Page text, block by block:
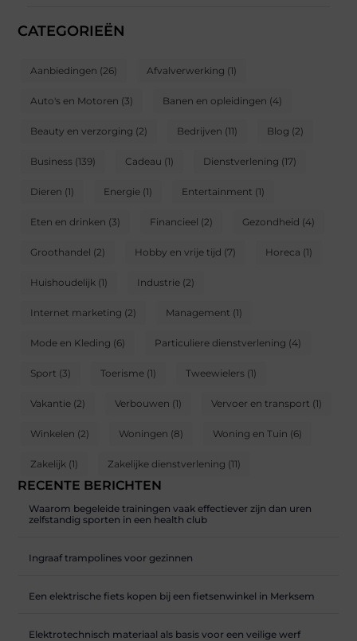
CATEGORIEËN
Aanbiedingen (26) Afvalverwerking (1)
Auto's en Motoren (3) Banen en opleidingen (4)
Beauty en verzorging (2) Bedrijven (11) Blog (2)
Business (139) Cadeau (1) Dienstverlening (17)
Dieren (1) Energie (1) Entertainment (1)
Eten en drinken (3) Financieel (2) Gezondheid (4)
Groothandel (2) Hobby en vrije tijd (7) Horeca (1)
Huishoudelijk (1) Industrie (2)
Internet marketing (2) Management (1)
Mode en Kleding (6) Particuliere dienstverlening (4)
Sport (3) Toerisme (1) Tweewielers (1)
Vakantie (2) Verbouwen (1) Vervoer en transport (1)
Winkelen (2) Woningen (8) Woning en Tuin (6)
Zakelijk (1) Zakelijke dienstverlening (11)
RECENTE BERICHTEN
Waarom begeleide trainingen vaak effectiever zijn dan uren
zelfstandig sporten in een health club
Ingraaf trampolines voor gezinnen
Een elektrische fiets kopen bij een fietsenwinkel in Merksem
Elektrotechnisch materiaal als basis voor een veilige werf